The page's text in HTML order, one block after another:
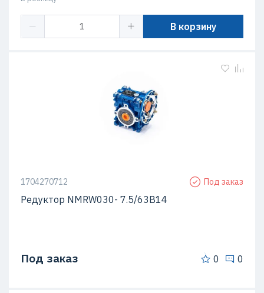
В корзину
1704270712 Под заказ
Редуктор NMRW030- 7.5/63B14
Под заказ 0 0